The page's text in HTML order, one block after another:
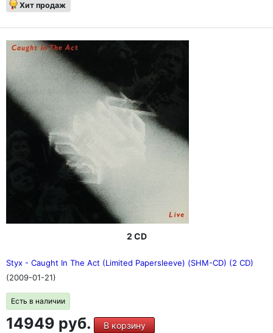
Хит продаж
2 CD
Styx - Caught In The Act (Limited Papersleeve) (SHM-CD) (2 CD)
(2009-01-21)
Есть в наличии
14949 руб. В корзину